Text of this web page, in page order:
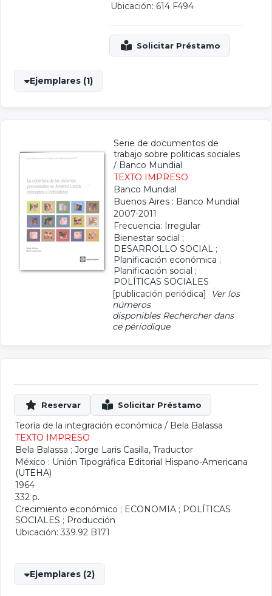
Ubicación: 614 F494
Ejemplares (1)
Serie de documentos de
trabajo sobre politicas sociales
/ Banco Mundial
TEXTO IMPRESO
Banco Mundial
Buenos Aires : Banco Mundial
2007-2011
Frecuencia: Irregular
Bienestar social ;
DESARROLLO SOCIAL ;
Planificación económica ;
Planificación social ;
POLÍTICAS SOCIALES
[publicación periódica]
Ver los
números
disponibles Rechercher dans
ce périodique
Teoría de la integración económica / Bela Balassa
TEXTO IMPRESO
Bela Balassa ; Jorge Laris Casilla, Traductor
México : Unión Tipográfica Editorial Hispano-Americana
(UTEHA)
1964
332 p.
Crecimiento económico ; ECONOMIA ; POLÍTICAS
SOCIALES ; Producción
Ubicación: 339.92 B171
Ejemplares (2)